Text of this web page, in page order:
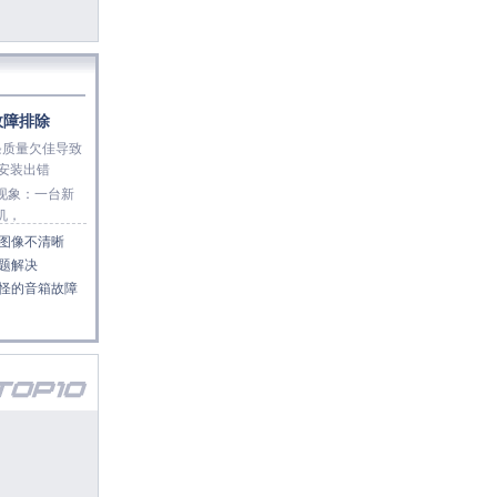
排除
量欠佳导致
装出错
：一台新
，
像不清晰
解决
的音箱故障